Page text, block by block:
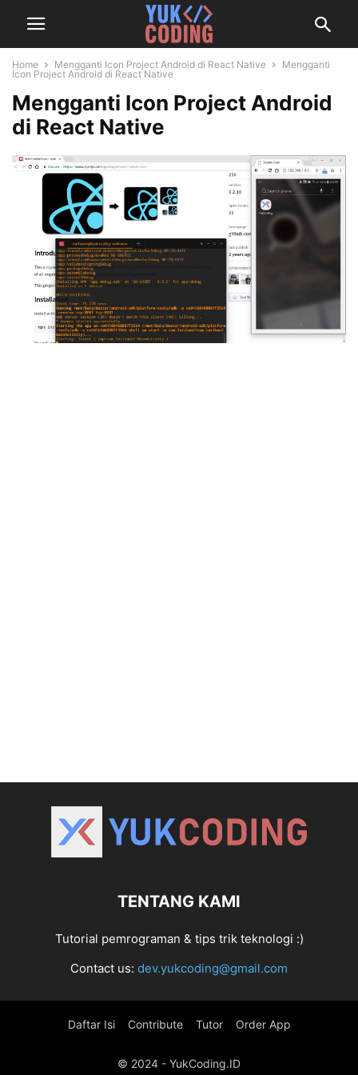
Home Mengganti Icon Project Android di React Native
Mengganti
Icon Project Android di React Native
Mengganti Icon Project Android
di React Native
TENTANG KAMI
Tutorial pemrograman & tips trik teknologi :)
Contact us: dev.yukcoding@gmail.com
Daftar Isi Contribute Tutor Order App
© 2024 - YukCoding.ID